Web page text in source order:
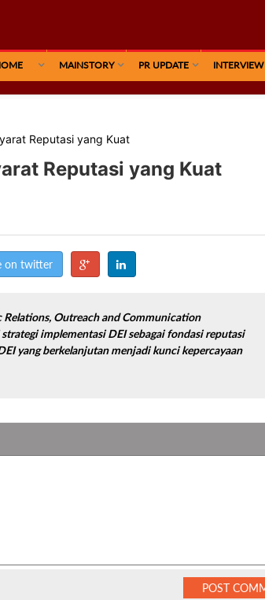
MAINSTORY PR UPDATE INTERVIEW
Reputasi yang Kuat
Reputasi yang Kuat
on twitter
Relations, Outreach and Communication
implementasi DEI sebagai fondasi reputasi
yang berkelanjutan menjadi kunci kepercayaan
POST